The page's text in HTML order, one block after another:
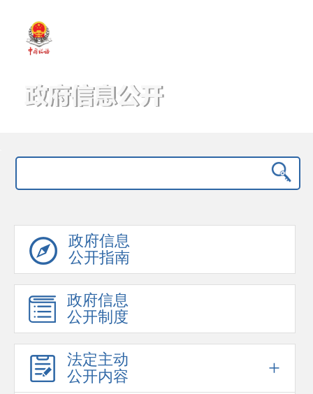
政府信息
公开指南
政府信息
公开制度
法定主动
公开内容
+